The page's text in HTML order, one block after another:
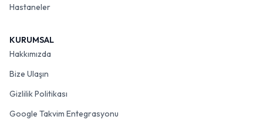
Hastaneler
KURUMSAL
Hakkımızda
Bize Ulaşın
Gizlilik Politikası
Google Takvim Entegrasyonu